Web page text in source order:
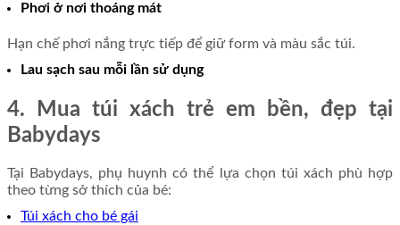
Phơi ở nơi thoáng mát
Hạn chế phơi nắng trực tiếp để giữ form và màu sắc túi.
Lau sạch sau mỗi lần sử dụng
4. Mua túi xách trẻ em bền, đẹp tại
Babydays
Tại Babydays, phụ huynh có thể lựa chọn túi xách phù hợp
theo từng sở thích của bé:
Túi xách cho bé gái